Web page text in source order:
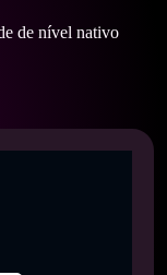
de nível nativo